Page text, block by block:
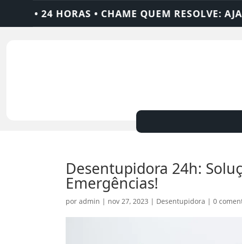
• CHAME QUEM RESOLVE: AJAX
Desentupidora 24h:
Emergências!
poradmin | nov 27, 2023 | Desentupidora |0